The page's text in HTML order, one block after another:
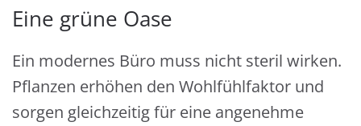
Eine grüne Oase
Ein modernes Büro muss nicht steril wirken.
Pflanzen erhöhen den Wohlfühlfaktor und
sorgen gleichzeitig für eine angenehme